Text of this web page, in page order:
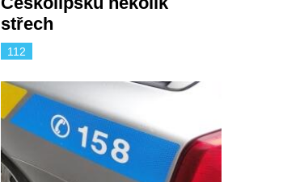
střech
112